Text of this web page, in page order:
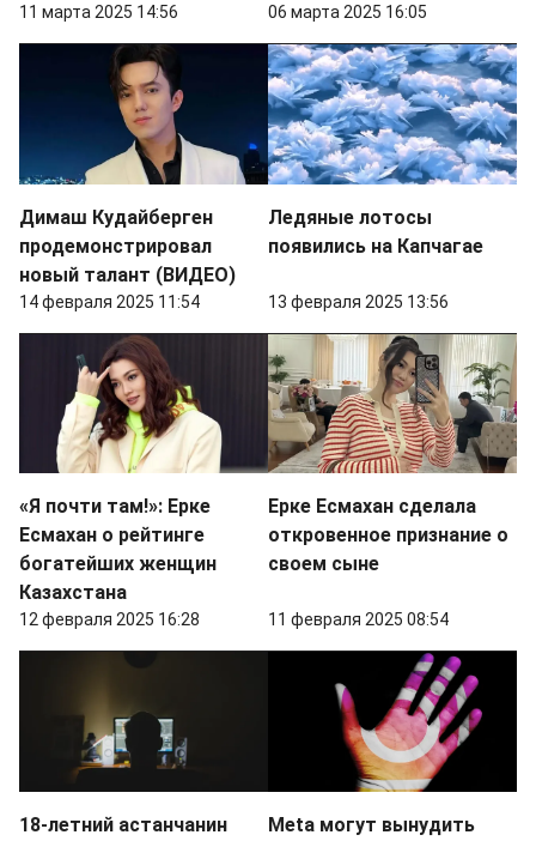
11 марта 2025 14:56 06 марта 2025 16:05
Димаш Кудайберген
продемонстрировал
новый талант (ВИДЕО)
14 февраля 2025 11:54
Ледяные лотосы
появились на Капчагае
13 февраля 2025 13:56
«Я почти там!»: Ерке
Есмахан о рейтинге
богатейших женщин
Казахстана
12 февраля 2025 16:28
Ерке Есмахан сделала
откровенное признание о
своем сыне
11 февраля 2025 08:54
18-летний астанчанин
Meta могут вынудить